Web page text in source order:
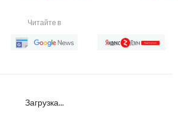
Читайте в
Загрузка...